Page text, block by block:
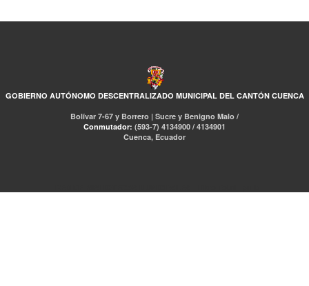
GOBIERNO AUTÓNOMO DESCENTRALIZADO MUNICIPAL DEL CANTÓN CUENCA
Bolívar 7-67 y Borrero | Sucre y Benigno Malo /
Conmutador: (593-7) 4134900 / 4134901
Cuenca, Ecuador